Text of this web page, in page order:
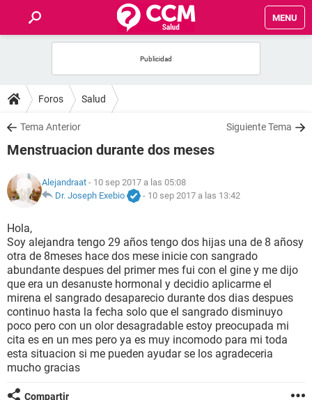
MENU
FOROS
SALUD
NUTRICIÓN
BIENESTAR
SEXUALIDAD
GLOSARIO
Foros Salud
Tema Anterior Siguiente Tema
Menstruacion durante dos meses
Alejandraat - 10 sep 2017 a las 05:08
Dr. Joseph Exebio
- 10 sep 2017 a las 13:42
Hola,
Soy alejandra tengo 29 años tengo dos hijas una de 8 añosy
otra de 8meses hace dos mese inicie con sangrado
abundante despues del primer mes fui con el gine y me dijo
que era un desanuste hormonal y decidio aplicarme el
mirena el sangrado desaparecio durante dos dias despues
continuo hasta la fecha solo que el sangrado disminuyo
poco pero con un olor desagradable estoy preocupada mi
cita es en un mes pero ya es muy incomodo para mi toda
esta situacion si me pueden ayudar se los agradeceria
mucho gracias
Compartir